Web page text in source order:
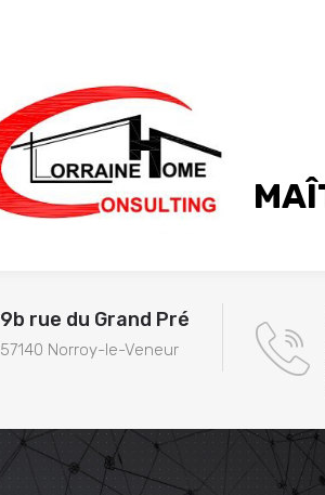
9b rue du Grand Pré
57140 Norroy-le-Veneur